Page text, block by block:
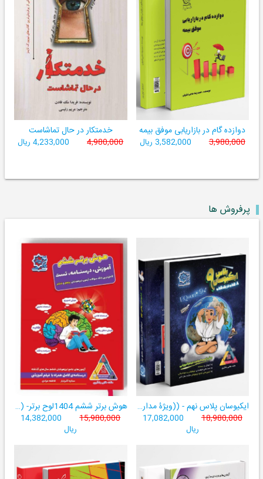
دوازده گام در بازاریابی موفق بیمه
3,980,000 3,582,000 ریال
خدمتکار در حال تماشاست
4,980,000 4,233,000 ریال
پرفروش ها
ایکیوسان پلاس نهم - ((ویژۀ مدارس نمونه دولتی، تیزهوشان و سمپاد+ فیلم‌های آموزشی+سامانۀ آزمون‌ساز رایگان))
18,980,000
17,082,000
ریال
هوش برتر ششم 1404لوح برتر- ((ویژۀ آزمون تیزهوشان پایۀ ششم+ فیلم آموزشی + سامانۀ آزمون‌ساز رایگان))
15,980,000
14,382,000
ریال